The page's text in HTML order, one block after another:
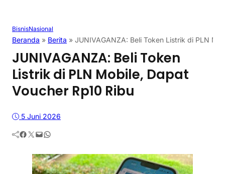
BisnisNasional
Beranda » Berita » JUNIVAGANZA: Beli Token Listrik di PLN
JUNIVAGANZA: Beli Token
Listrik di PLN Mobile, Dapat
Voucher Rp10 Ribu
5 Juni 2026
Facebook Twitter Mail WhatsApp